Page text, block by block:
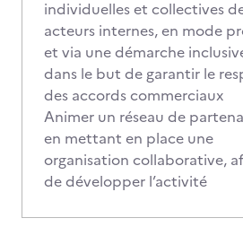
individuelles et collectives
acteurs internes, en mode
et via une démarche
dans le but de garantir le
des accords commerciaux
Animer un réseau de
en mettant en place une
organisation collaborative,
de développer l’activité